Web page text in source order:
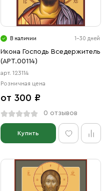
В наличии 1-30 дней
Икона Господь Вседержитель
(АРТ.00114)
арт. 123114
Розничная цена
от 300 ₽
0 отзывов
Купить